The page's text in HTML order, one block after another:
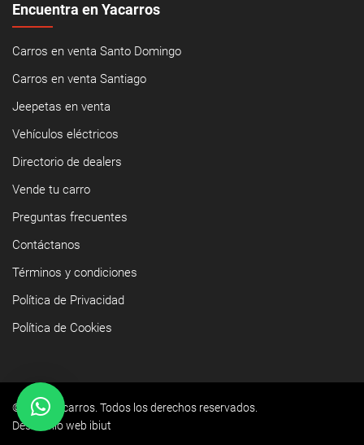
Encuentra en Yacarros
Carros en venta Santo Domingo
Carros en venta Santiago
Jeepetas en venta
Vehículos eléctricos
Directorio de dealers
Vende tu carro
Preguntas frecuentes
Contáctanos
Términos y condiciones
Política de Privacidad
Política de Cookies
©2026 Yacarros. Todos los derechos reservados.
Desarrollo web ibiut